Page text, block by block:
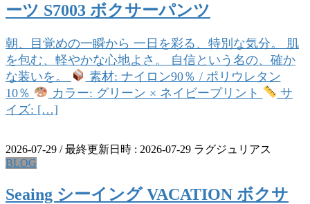
ーツ S7003 ボクサーパンツ
朝、目覚めの一瞬から 一日を彩る、特別な気分。 肌
を包む、軽やかな心地よさ。 自信という名の、確か
な装いを。
素材: ナイロン90％ / ポリウレタン
10％
カラー: グリーン × ネイビープリント
サ
イズ: […]
2026-07-29 / 最終更新日時 : 2026-07-29 ラグジュリアス
BLOG
Seaing シーイング VACATION ボクサ